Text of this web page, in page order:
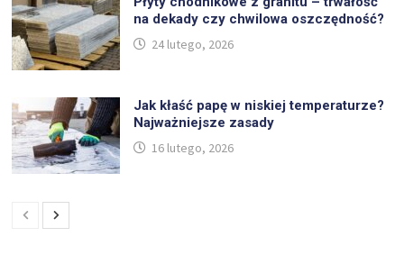
na dekady czy chwilowa oszczędność?
24 lutego, 2026
Jak kłaść papę w niskiej temperaturze?
Najważniejsze zasady
16 lutego, 2026